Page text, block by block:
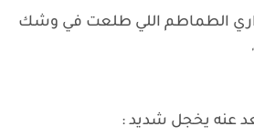
الطماطم اللي طلعت في وشك
عنه يخجل شديد :